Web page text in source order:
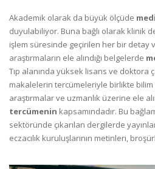
Akademik olarak da büyük ölçüde
duyulabiliyor. Buna bağlı olarak klinik
işlem süresinde geçirilen her bir detay
araştırmaların ele alındığı belgelerde
Tıp alanında yüksek lisans ve doktora
makalelerin tercümeleriyle birlikte
araştırmalar ve uzmanlık üzerine ele
tercümenin kapsamındadır. Bu
sektöründe çıkarılan dergilerde
eczacılık kuruluşlarının metinleri,